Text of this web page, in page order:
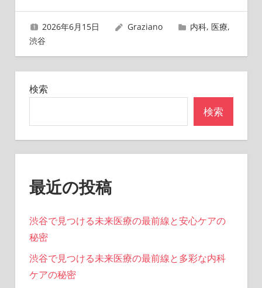
ゲ
ー
シ
ョ
2026年6月15日 Graziano 内科, 医療,
渋谷
検索
検索
最近の投稿
渋谷で見つける未来医療の最前線と安心ケアの
秘密
渋谷で見つける未来医療の最前線と多彩な内科
ケアの秘密